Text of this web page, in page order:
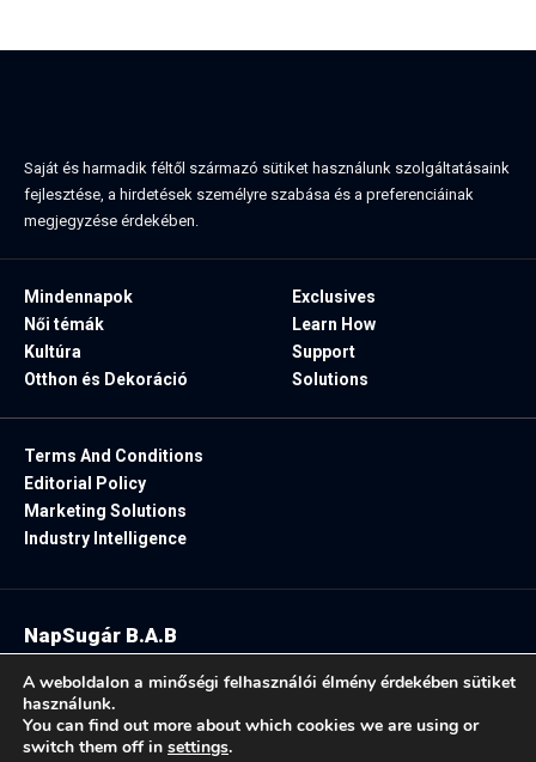
Saját és harmadik féltől származó sütiket használunk szolgáltatásaink
fejlesztése, a hirdetések személyre szabása és a preferenciáinak
megjegyzése érdekében.
Mindennapok
Női témák
Kultúra
Otthon és Dekoráció
Exclusives
Learn How
Support
Solutions
Terms And Conditions
Editorial Policy
Marketing Solutions
Industry Intelligence
Follow US:
NapSugár B.A.B
A weboldalon a minőségi felhasználói élmény érdekében sütiket
használunk.
You can find out more about which cookies we are using or
switch them off in settings.